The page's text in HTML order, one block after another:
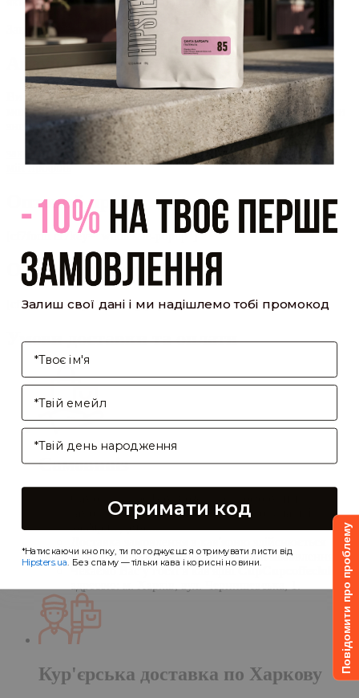
Повідомити про проблему
Закрити
Акаунт створено
Ви зареєструвалися на сайті Hipster.coffeeroasters і вже
можете користуватися особистим кабінетом, щоб отримувати
знижки та відстежувати історію замовлень!
мій профіль
Оптовий прайс
[cf7form cf7key="wholesale-popup"]
Обсмажування кави
[cf7form cf7key="roasting-popup"]
Умови доставки та оплати
Самовивіз
Самовивіз дає Вам можливість оформити
замовлення на сайті, а забрати його в нашій
кав'ярні. Деталі:
протягом однієї доби після обробки замовлення;
Чекаємо Вас у гості в кав'ярні
за
Кур'єрська доставка по Харкову
Залиш свої дані і ми надішлемо тобі промокод
І'мя
Enter your email address
Birthday
Отримати код
*Натискаючи кнопку, ти погоджуєшся отримувати листи від
Hipsters.ua. Без спаму — тільки кава і корисні новини.